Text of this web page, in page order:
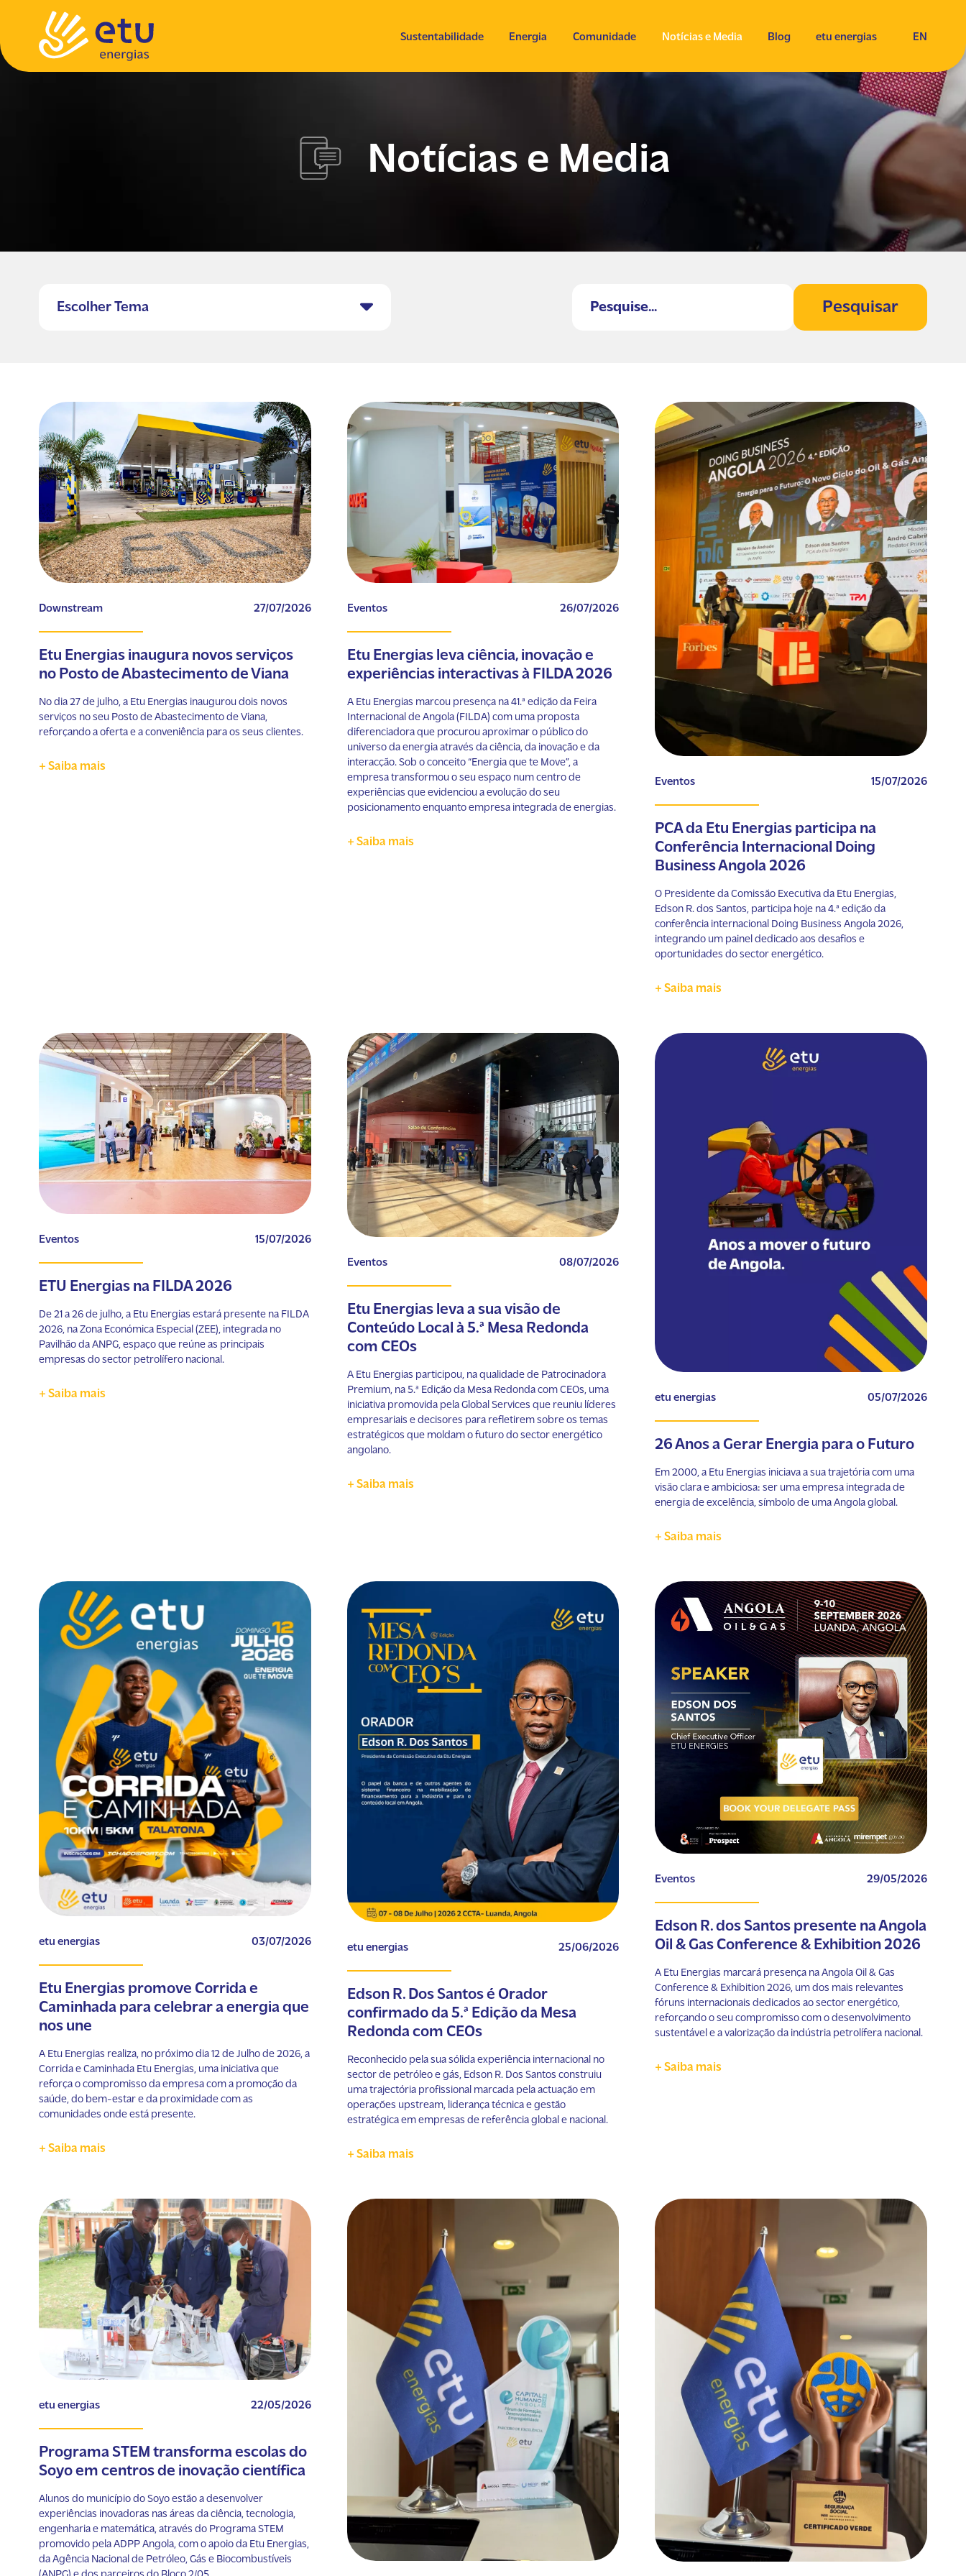
Sustentabilidade Energia Comunidade Notícias e Media Blog etu energias EN
Notícias e Media
Escolher Tema
Downstream 27/07/2026
Etu Energias inaugura novos serviços
no Posto de Abastecimento de Viana
No dia 27 de julho, a Etu Energias inaugurou dois novos
serviços no seu Posto de Abastecimento de Viana,
reforçando a oferta e a conveniência para os seus clientes.
+ Saiba mais
Eventos 26/07/2026
Etu Energias leva ciência, inovação e
experiências interactivas à FILDA 2026
A Etu Energias marcou presença na 41.ª edição da Feira
Internacional de Angola (FILDA) com uma proposta
diferenciadora que procurou aproximar o público do
universo da energia através da ciência, da inovação e da
interacção. Sob o conceito “Energia que te Move”, a
empresa transformou o seu espaço num centro de
experiências que evidenciou a evolução do seu
posicionamento enquanto empresa integrada de energias.
+ Saiba mais
Eventos 15/07/2026
PCA da Etu Energias participa na
Conferência Internacional Doing
Business Angola 2026
O Presidente da Comissão Executiva da Etu Energias,
Edson R. dos Santos, participa hoje na 4.ª edição da
conferência internacional Doing Business Angola 2026,
integrando um painel dedicado aos desafios e
oportunidades do sector energético.
+ Saiba mais
Eventos 15/07/2026
ETU Energias na FILDA 2026
De 21 a 26 de julho, a Etu Energias estará presente na FILDA
2026, na Zona Económica Especial (ZEE), integrada no
Pavilhão da ANPG, espaço que reúne as principais
empresas do sector petrolífero nacional.
+ Saiba mais
Eventos 08/07/2026
Etu Energias leva a sua visão de
Conteúdo Local à 5.ª Mesa Redonda
com CEOs
A Etu Energias participou, na qualidade de Patrocinadora
Premium, na 5.ª Edição da Mesa Redonda com CEOs, uma
iniciativa promovida pela Global Services que reuniu líderes
empresariais e decisores para refletirem sobre os temas
estratégicos que moldam o futuro do sector energético
angolano.
+ Saiba mais
etu energias 05/07/2026
26 Anos a Gerar Energia para o Futuro
Em 2000, a Etu Energias iniciava a sua trajetória com uma
visão clara e ambiciosa: ser uma empresa integrada de
energia de excelência, símbolo de uma Angola global.
+ Saiba mais
etu energias 03/07/2026
Etu Energias promove Corrida e
Caminhada para celebrar a energia que
nos une
A Etu Energias realiza, no próximo dia 12 de Julho de 2026, a
Corrida e Caminhada Etu Energias, uma iniciativa que
reforça o compromisso da empresa com a promoção da
saúde, do bem-estar e da proximidade com as
comunidades onde está presente.
+ Saiba mais
etu energias 25/06/2026
Edson R. Dos Santos é Orador
confirmado da 5.ª Edição da Mesa
Redonda com CEOs
Reconhecido pela sua sólida experiência internacional no
sector de petróleo e gás, Edson R. Dos Santos construiu
uma trajectória profissional marcada pela actuação em
operações upstream, liderança técnica e gestão
estratégica em empresas de referência global e nacional.
+ Saiba mais
Eventos 29/05/2026
Edson R. dos Santos presente na Angola
Oil & Gas Conference & Exhibition 2026
A Etu Energias marcará presença na Angola Oil & Gas
Conference & Exhibition 2026, um dos mais relevantes
fóruns internacionais dedicados ao sector energético,
reforçando o seu compromisso com o desenvolvimento
sustentável e a valorização da indústria petrolífera nacional.
+ Saiba mais
etu energias 22/05/2026
Programa STEM transforma escolas do
Soyo em centros de inovação científica
Alunos do município do Soyo estão a desenvolver
experiências inovadoras nas áreas da ciência, tecnologia,
engenharia e matemática, através do Programa STEM
promovido pela ADPP Angola, com o apoio da Etu Energias,
da Agência Nacional de Petróleo, Gás e Biocombustíveis